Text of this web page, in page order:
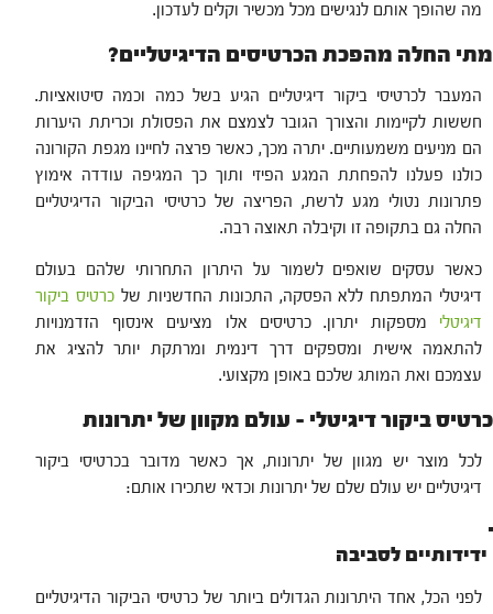
מה שהופך אותם לנגישים מכל מכשיר וקלים לעדכון.
מתי החלה מהפכת הכרטיסים הדיגיטליים?
המעבר לכרטיסי ביקור דיגיטליים הגיע בשל כמה וכמה סיטואציות.
חששות לקיימות והצורך הגובר לצמצם את הפסולת וכריתת היערות
הם מניעים משמעותיים. יתרה מכך, כאשר פרצה לחיינו מגפת הקורונה
כולנו פעלנו להפחתת המגע הפיזי ותוך כך המגיפה עודדה אימוץ
פתרונות נטולי מגע לרשת, הפריצה של כרטיסי הביקור הדיגיטליים
החלה גם בתקופה זו וקיבלה תאוצה רבה.
כאשר עסקים שואפים לשמור על היתרון התחרותי שלהם בעולם
דיגיטלי המתפתח ללא הפסקה, התכונות החדשניות של כרטיס ביקור
דיגיטלי מספקות יתרון. כרטיסים אלו מציעים אינסוף הזדמנויות
להתאמה אישית ומספקים דרך דינמית ומרתקת יותר להציג את
עצמכם ואת המותג שלכם באופן מקצועי.
כרטיס ביקור דיגיטלי – עולם מקוון של יתרונות
לכל מוצר יש מגוון של יתרונות, אך כאשר מדובר בכרטיסי ביקור
דיגיטליים יש עולם שלם של יתרונות וכדאי שתכירו אותם:
ידידותיים לסביבה
לפני הכל, אחד היתרונות הגדולים ביותר של כרטיסי הביקור הדיגיטליים